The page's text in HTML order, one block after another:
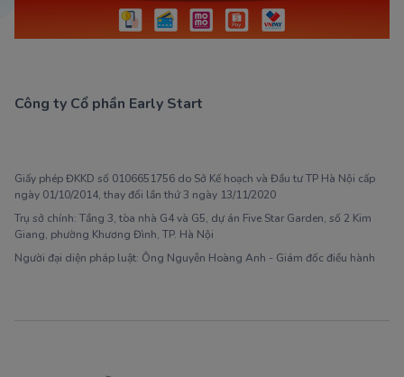
Công ty Cổ phần Early Start
Giấy phép ĐKKD số 0106651756 do Sở Kế hoạch và Đầu tư TP Hà Nội cấp
ngày 01/10/2014, thay đổi lần thứ 3 ngày 13/11/2020
Trụ sở chính: Tầng 3, tòa nhà G4 và G5, dự án Five Star Garden, số 2 Kim
Giang, phường Khương Đình, TP. Hà Nội
Người đại diện pháp luật: Ông Nguyễn Hoàng Anh - Giám đốc điều hành